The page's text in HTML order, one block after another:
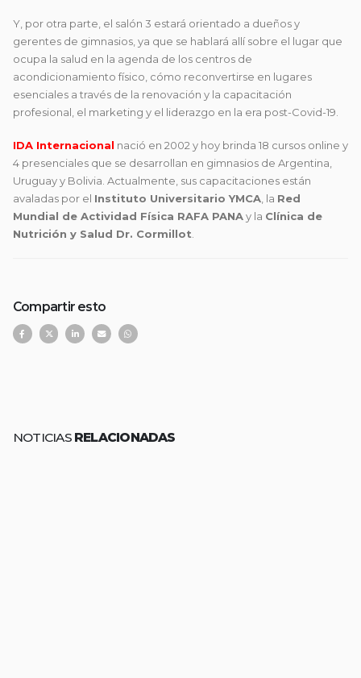
Y, por otra parte, el salón 3 estará orientado a dueños y
gerentes de gimnasios, ya que se hablará allí sobre el lugar que
ocupa la salud en la agenda de los centros de
acondicionamiento físico, cómo reconvertirse en lugares
esenciales a través de la renovación y la capacitación
profesional, el marketing y el liderazgo en la era post-Covid-19.
IDA Internacional nació en 2002 y hoy brinda 18 cursos online y
4 presenciales que se desarrollan en gimnasios de Argentina,
Uruguay y Bolivia. Actualmente, sus capacitaciones están
avaladas por el Instituto Universitario YMCA , la Red
Mundial de Actividad Física RAFA PANAy la Clínica de
Nutrición y Salud Dr. Cormillot
Compartir esto
NOTICIAS RELACIONADAS